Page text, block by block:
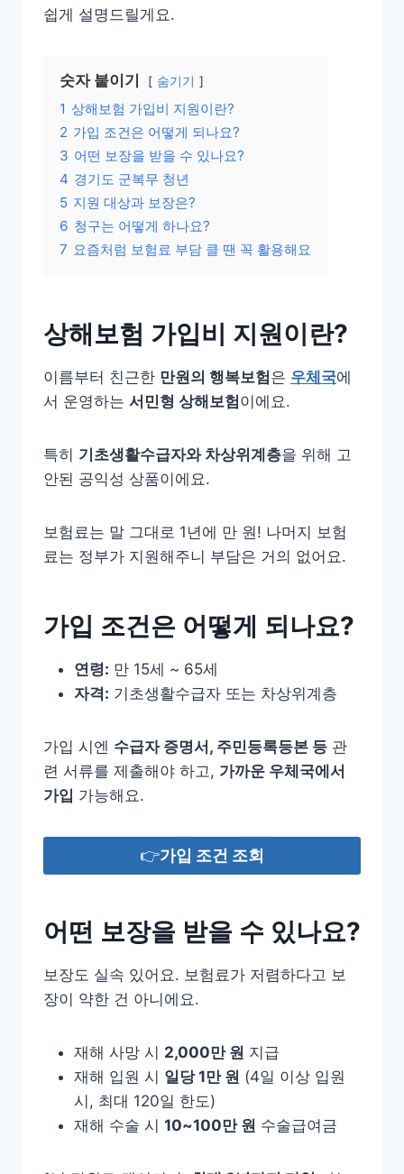
쉽게 설명드릴게요.
숫자 붙이기 숨기기
1 상해보험 가입비 지원이란?
2 가입 조건은 어떻게 되나요?
3 어떤 보장을 받을 수 있나요?
4 경기도 군복무 청년
5 지원 대상과 보장은?
6 청구는 어떻게 하나요?
7 요즘처럼 보험료 부담 클 땐 꼭 활용해요
상해보험 가입비 지원이란?
이름부터 친근한 만원의 행복보험은 우체국에
서 운영하는 서민형 상해보험이에요.
특히 기초생활수급자와 차상위계층을 위해 고
안된 공익성 상품이에요.
보험료는 말 그대로 1년에 만 원! 나머지 보험
료는 정부가 지원해주니 부담은 거의 없어요.
가입 조건은 어떻게 되나요?
연령: 만 15세 ~ 65세
자격: 기초생활수급자 또는 차상위계층
가입 시엔 수급자 증명서, 주민등록등본 등 관
련 서류를 제출해야 하고, 가까운 우체국에서
가입 가능해요.
👉가입 조건 조회
어떤 보장을 받을 수 있나요?
보장도 실속 있어요. 보험료가 저렴하다고 보
장이 약한 건 아니에요.
재해 사망 시 2,000만 원 지급
재해 입원 시 일당 1만 원 (4일 이상 입원
시, 최대 120일 한도)
재해 수술 시 10~100만 원 수술급여금